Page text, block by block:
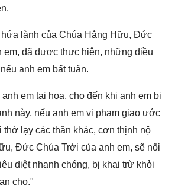
lành của Chúa Hằng Hữu, Đức
em, đã được thực hiện, những điều
anh em bất tuân.
em tai họa, cho đến khi anh em bị
này, nếu anh em vi phạm giao ước
thờ lạy các thần khác, cơn thịnh nộ
Đức Chúa Trời của anh em, sẽ nổi
diệt nhanh chóng, bị khai trừ khỏi
cho."